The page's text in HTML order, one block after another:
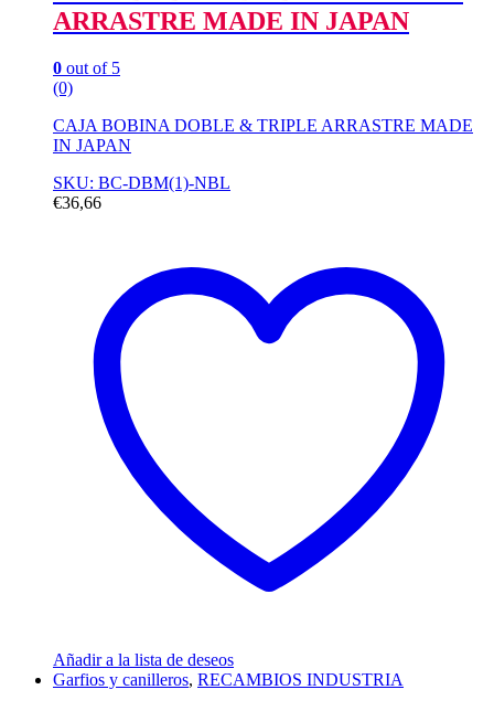
ARRASTRE MADE IN JAPAN
0 out of 5
(0)
CAJA BOBINA DOBLE & TRIPLE ARRASTRE MADE
IN JAPAN
SKU: BC-DBM(1)-NBL
€36,66
Añadir a la lista de deseos
Garfios y canilleros, RECAMBIOS INDUSTRIA